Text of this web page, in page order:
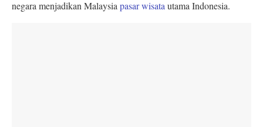
negara menjadikan Malaysia pasar wisata utama Indonesia.